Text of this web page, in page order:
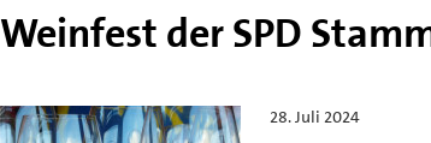
Weinfest der SPD
28. Juli 2024